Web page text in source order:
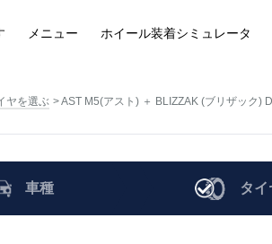
メニュー ホイール装着シミュレータ
ヤを選ぶ AST M5(アスト) ＋ BLIZZAK (ブリザック)
車種 タイ